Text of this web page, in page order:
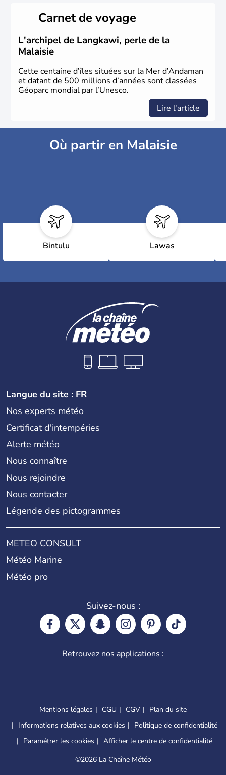
Carnet de voyage
L'archipel de Langkawi, perle de la
Malaisie
Cette centaine d’îles situées sur la Mer d’Andaman
et datant de 500 millions d’années sont classées
Géoparc mondial par l’Unesco.
Lire l'article
Où partir en Malaisie
Bintulu Lawas
Langue du site : FR
Nos experts météo
Certificat d'intempéries
Alerte météo
Nous connaître
Nous rejoindre
Nous contacter
Légende des pictogrammes
METEO CONSULT
Météo Marine
Météo pro
Suivez-nous :
Retrouvez nos applications :
Mentions légales CGU CGV
Plan du site
Informations relatives aux cookies
Politique de confidentialité
Paramétrer les cookies
Afficher le centre de confidentialité
©2026 La Chaîne Météo